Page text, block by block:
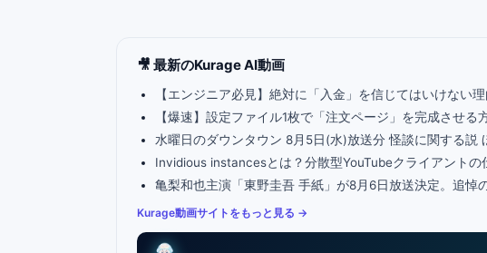
🎥 最新のKurage AI動画
【エンジニア必見】絶対に「入金」を信じてはいけない
【爆速】設定ファイル1枚で「注文ページ」を完成させる
水曜日のダウンタウン 8月5日(水)放送分 怪談に関する説
Invidious instancesとは？分散型YouTubeクライアントの
亀梨和也主演「東野圭吾 手紙」が8月6日放送決定。追悼
Kurage動画サイトをもっと見る →